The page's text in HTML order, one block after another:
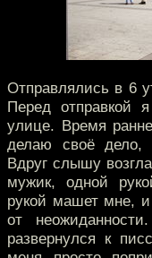
Отправлялись в 6
Перед отправкой
улице. Время
делаю своё
Вдруг слышу
мужик, одной
рукой машет мне, и
от
развернулся к